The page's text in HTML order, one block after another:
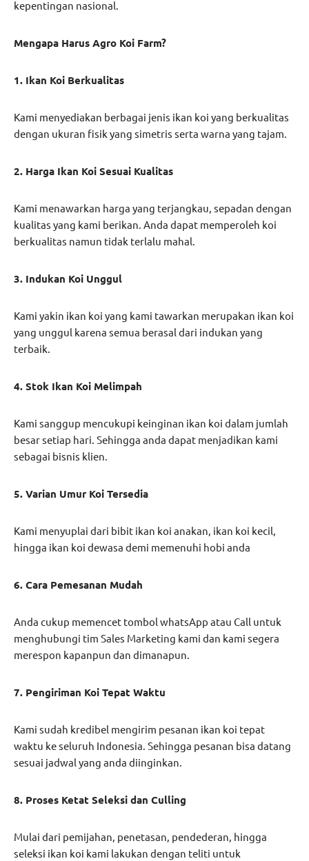
kepentingan nasional.
Mengapa Harus Agro Koi Farm?
1. Ikan Koi Berkualitas
Kami menyediakan berbagai jenis ikan koi yang berkualitas
dengan ukuran fisik yang simetris serta warna yang tajam.
2. Harga Ikan Koi Sesuai Kualitas
Kami menawarkan harga yang terjangkau, sepadan dengan
kualitas yang kami berikan. Anda dapat memperoleh koi
berkualitas namun tidak terlalu mahal.
3. Indukan Koi Unggul
Kami yakin ikan koi yang kami tawarkan merupakan ikan koi
yang unggul karena semua berasal dari indukan yang
terbaik.
4. Stok Ikan Koi Melimpah
Kami sanggup mencukupi keinginan ikan koi dalam jumlah
besar setiap hari. Sehingga anda dapat menjadikan kami
sebagai bisnis klien.
5. Varian Umur Koi Tersedia
Kami menyuplai dari bibit ikan koi anakan, ikan koi kecil,
hingga ikan koi dewasa demi memenuhi hobi anda
6. Cara Pemesanan Mudah
Anda cukup memencet tombol whatsApp atau Call untuk
menghubungi tim Sales Marketing kami dan kami segera
merespon kapanpun dan dimanapun.
7. Pengiriman Koi Tepat Waktu
Kami sudah kredibel mengirim pesanan ikan koi tepat
waktu ke seluruh Indonesia. Sehingga pesanan bisa datang
sesuai jadwal yang anda diinginkan.
8. Proses Ketat Seleksi dan Culling
Mulai dari pemijahan, penetasan, pendederan, hingga
seleksi ikan koi kami lakukan dengan teliti untuk